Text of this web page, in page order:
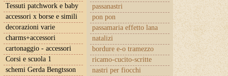
passanastri
pon pon
passamaria effetto lana
natalizi
bordure e-o tramezzo
ricamo-cucito-scritte
nastri per fiocchi
Tessuti patchwork e baby
accessori x borse e simili
decorazioni varie
charms+accessori
cartonaggio - accessori
Corsi e scuola 1
schemi Gerda Bengtsson